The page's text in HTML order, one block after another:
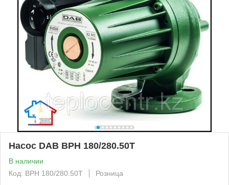
Насос DAB BPH 180/280.50T
В наличии
Код: BPH 180/280.50T
Розница